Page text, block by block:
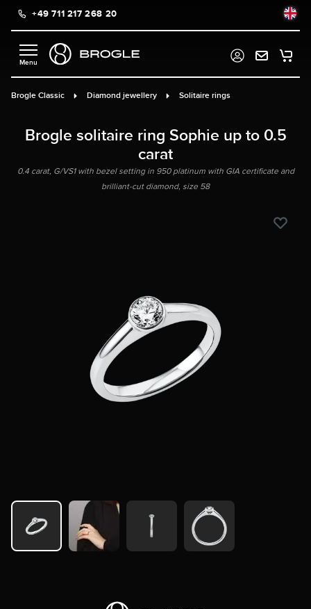
content+49 711 217 268 20
Brogle Classic Diamond jewellery Solitaire rings
Brogle solitaire ring Sophie up to 0.5
carat
0.4 carat, G/VS1 with bezel setting in 950 platinum with GIA certificate and
brilliant-cut diamond, size 58